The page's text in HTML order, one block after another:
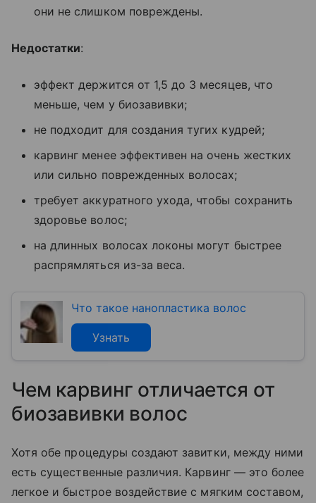
они не слишком повреждены.
Недостатки:
эффект держится от 1,5 до 3 месяцев, что
меньше, чем у биозавивки;
не подходит для создания тугих кудрей;
карвинг менее эффективен на очень жестких
или сильно поврежденных волосах;
требует аккуратного ухода, чтобы сохранить
здоровье волос;
на длинных волосах локоны могут быстрее
распрямляться из-за веса.
Что такое нанопластика волос
Узнать
Чем карвинг отличается от
биозавивки волос
Хотя обе процедуры создают завитки, между ними
есть существенные различия. Карвинг — это более
легкое и быстрое воздействие с мягким составом,